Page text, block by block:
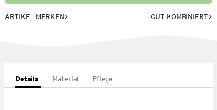
ARTIKEL MERKEN GUT KOMBINIERT
Details Material Pflege